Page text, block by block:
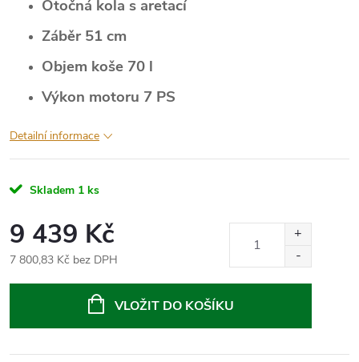
Otočná kola s aretací
Záběr 51 cm
Objem koše 70 l
Výkon motoru 7 PS
Detailní informace
Skladem 1 ks
9 439 Kč
7 800,83 Kč bez DPH
VLOŽIT DO KOŠÍKU